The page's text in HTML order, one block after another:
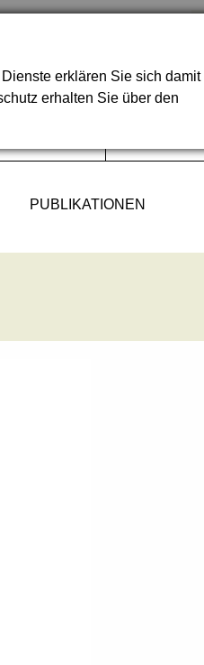
erklären Sie sich damit
erhalten Sie über den
PUBLIKATIONEN